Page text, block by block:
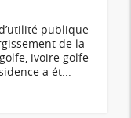
publique
de la
ivoire golfe
a ét...